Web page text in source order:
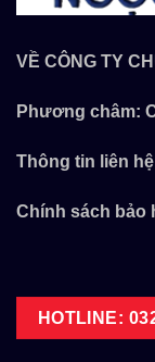
VỀ CÔNG TY
Phương châm:
Thông tin liên hệ
Chính sách bảo
HOTLINE: